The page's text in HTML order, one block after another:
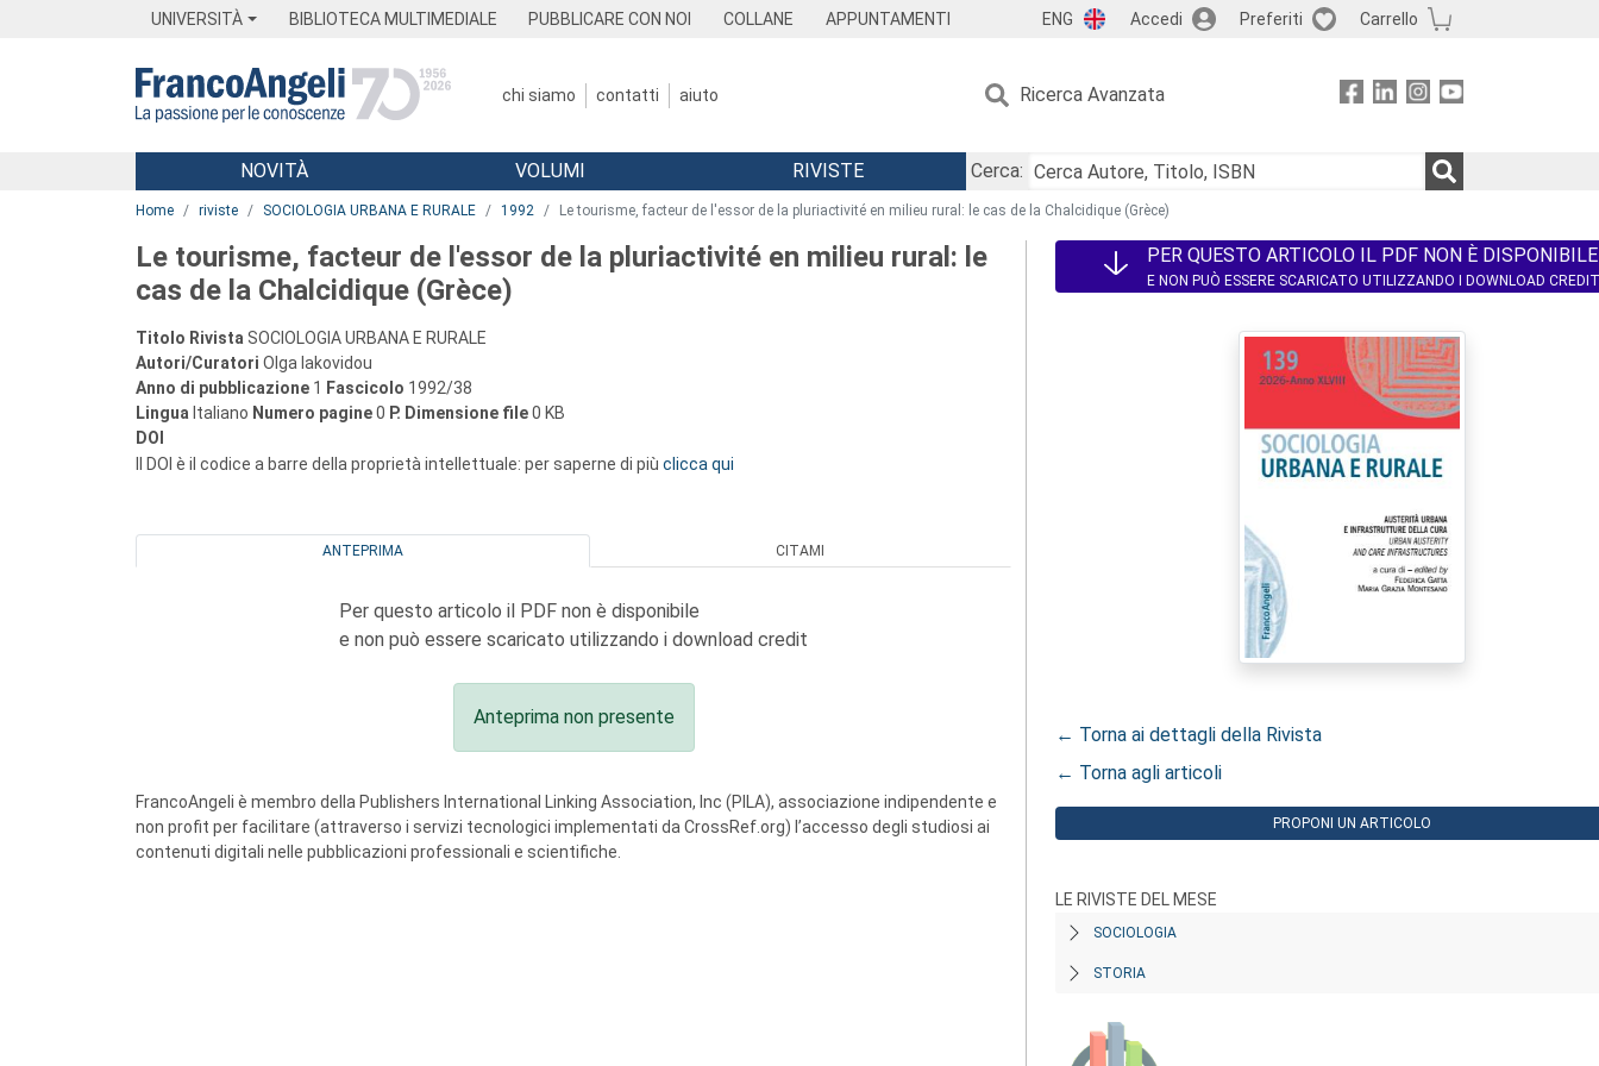
UNIVERSITÀ BIBLIOTECA MULTIMEDIALE PUBBLICARE CON NOI COLLANE APPUNTAMENTI ENG Accedi Preferiti Carrello
chi siamo contatti aiuto Ricerca Avanzata
Menu
NOVITÀ VOLUMI RIVISTE
Cerca:
Home riviste SOCIOLOGIA URBANA E RURALE 1992 Le tourisme, facteur de l'essor de la pluriactivité en milieu rural: le cas de la Chalcidique (Grèce)
Le tourisme, facteur de l'essor de la pluriactivité en milieu rural: le
cas de la Chalcidique (Grèce)
Titolo Rivista SOCIOLOGIA URBANA E RURALE
Autori/Curatori Olga Iakovidou
Anno di pubblicazione 1 Fascicolo 1992/38
Lingua Italiano Numero pagine0 P. Dimensione file0 KB
DOI
Il DOI è il codice a barre della proprietà intellettuale: per saperne di più clicca qui
ANTEPRIMA CITAMI
Per questo articolo il PDF non è disponibile
e non può essere scaricato utilizzando i download credit
Anteprima non presente
FrancoAngeli è membro della Publishers International Linking Association, Inc (PILA), associazione indipendente e
non profit per facilitare (attraverso i servizi tecnologici implementati da CrossRef.org) l’accesso degli studiosi ai
contenuti digitali nelle pubblicazioni professionali e scientifiche.
PER QUESTO ARTICOLO IL PDF NON È DISPONIBILE
E NON PUÒ ESSERE SCARICATO UTILIZZANDO I DOWNLOAD CREDIT
← Torna ai dettagli della Rivista
← Torna agli articoli
PROPONI UN ARTICOLO
LE RIVISTE DEL MESE
SOCIOLOGIA
STORIA